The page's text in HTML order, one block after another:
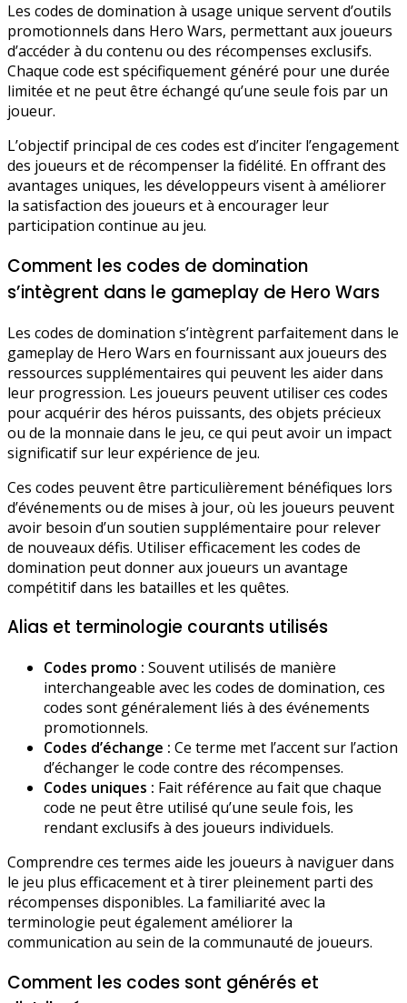
Les codes de domination à usage unique servent d’outils
promotionnels dans Hero Wars, permettant aux joueurs
d’accéder à du contenu ou des récompenses exclusifs.
Chaque code est spécifiquement généré pour une durée
limitée et ne peut être échangé qu’une seule fois par un
joueur.
L’objectif principal de ces codes est d’inciter l’engagement
des joueurs et de récompenser la fidélité. En offrant des
avantages uniques, les développeurs visent à améliorer
la satisfaction des joueurs et à encourager leur
participation continue au jeu.
Comment les codes de domination
s’intègrent dans le gameplay de Hero Wars
Les codes de domination s’intègrent parfaitement dans le
gameplay de Hero Wars en fournissant aux joueurs des
ressources supplémentaires qui peuvent les aider dans
leur progression. Les joueurs peuvent utiliser ces codes
pour acquérir des héros puissants, des objets précieux
ou de la monnaie dans le jeu, ce qui peut avoir un impact
significatif sur leur expérience de jeu.
Ces codes peuvent être particulièrement bénéfiques lors
d’événements ou de mises à jour, où les joueurs peuvent
avoir besoin d’un soutien supplémentaire pour relever
de nouveaux défis. Utiliser efficacement les codes de
domination peut donner aux joueurs un avantage
compétitif dans les batailles et les quêtes.
Alias et terminologie courants utilisés
Codes promo : Souvent utilisés de manière
interchangeable avec les codes de domination, ces
codes sont généralement liés à des événements
promotionnels.
Codes d’échange : Ce terme met l’accent sur l’action
d’échanger le code contre des récompenses.
Codes uniques : Fait référence au fait que chaque
code ne peut être utilisé qu’une seule fois, les
rendant exclusifs à des joueurs individuels.
Comprendre ces termes aide les joueurs à naviguer dans
le jeu plus efficacement et à tirer pleinement parti des
récompenses disponibles. La familiarité avec la
terminologie peut également améliorer la
communication au sein de la communauté de joueurs.
Comment les codes sont générés et